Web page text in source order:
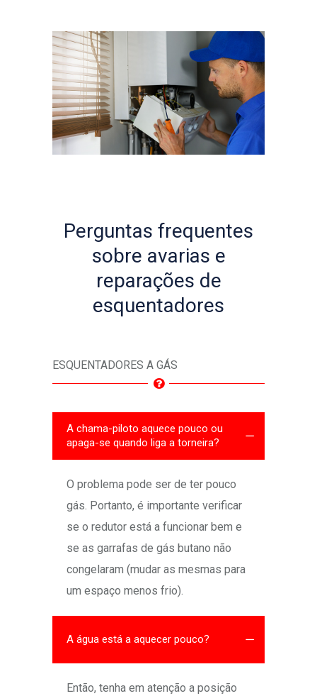
Perguntas frequentes
sobre avarias e
reparações de
esquentadores
ESQUENTADORES A GÁS
A chama-piloto aquece pouco ou
apaga-se quando liga a torneira?
O problema pode ser de ter pouco
gás. Portanto, é importante verificar
se o redutor está a funcionar bem e
se as garrafas de gás butano não
congelaram (mudar as mesmas para
um espaço menos frio).
A água está a aquecer pouco?
Então, tenha em atenção a posição